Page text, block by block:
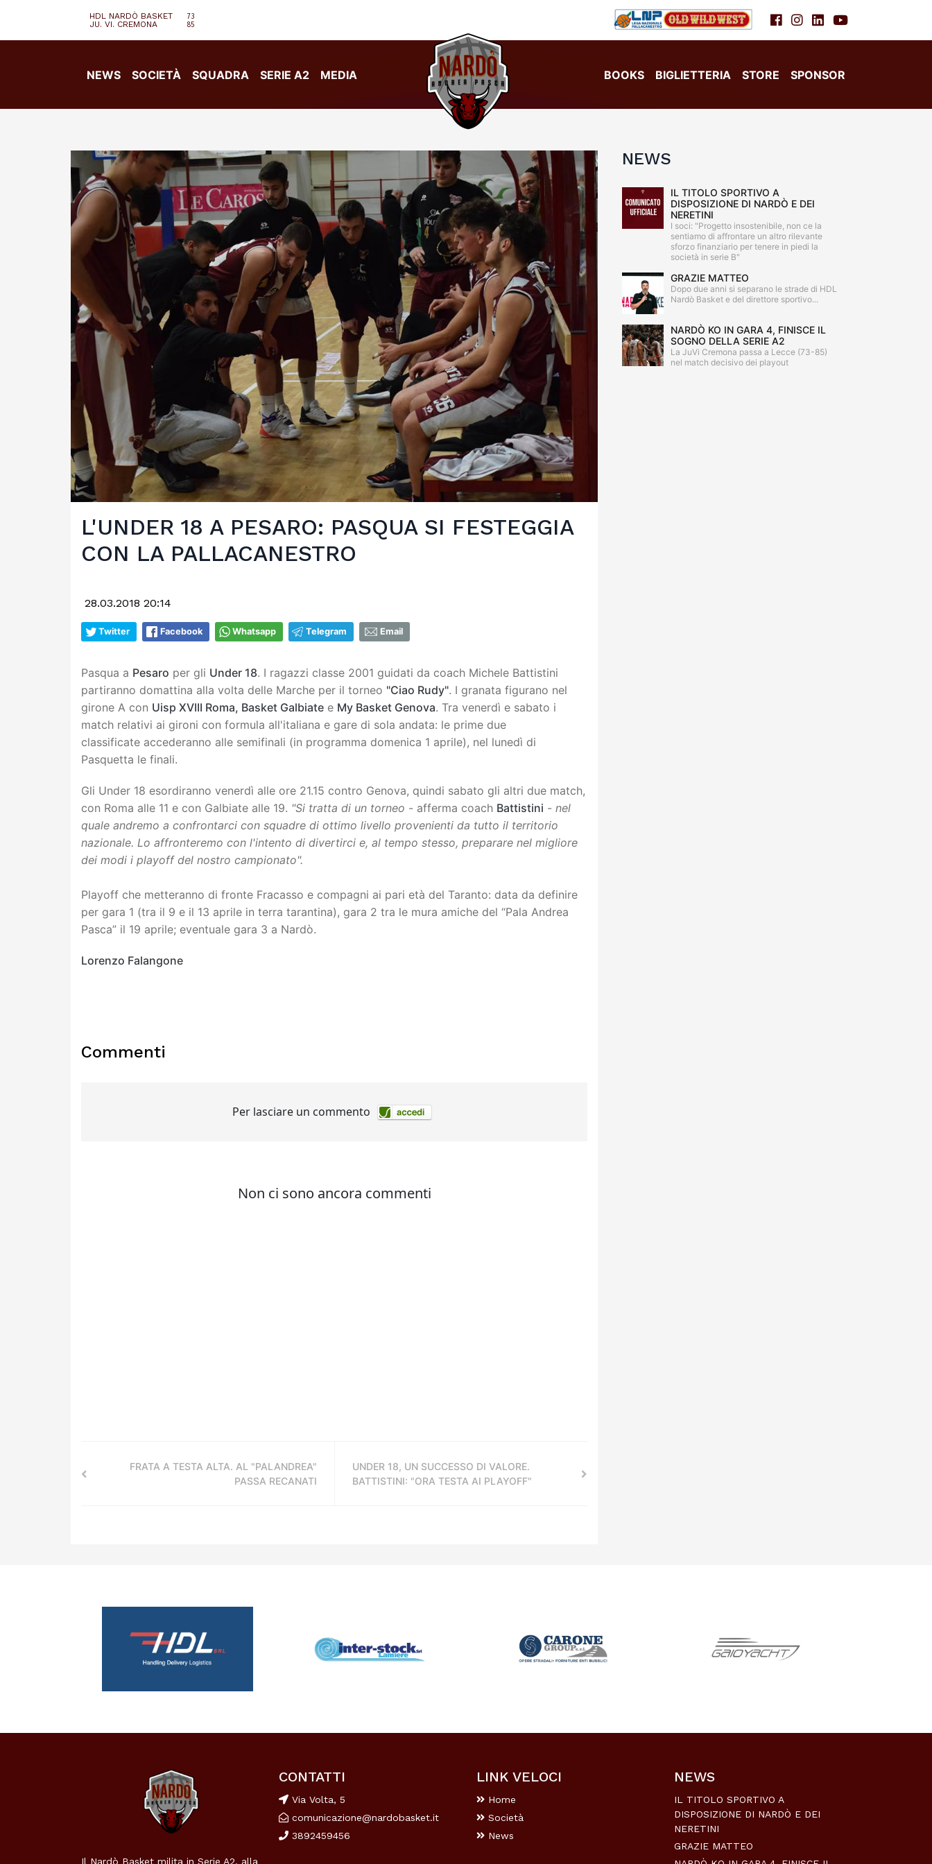
HDL NARDÒ BASKET
JU. VI. CREMONA
73
85
NEWS SOCIETÀ SQUADRA SERIE A2 MEDIA BOOKS BIGLIETTERIA STORE SPONSOR
L'UNDER 18 A PESARO: PASQUA SI FESTEGGIA
CON LA PALLACANESTRO
28.03.2018 20:14
Twitter Facebook Whatsapp Telegram Email
Pasqua a Pesaro per gli Under 18. I ragazzi classe 2001 guidati da coach Michele Battistini
partiranno domattina alla volta delle Marche per il torneo "Ciao Rudy". I granata figurano nel
girone A con Uisp XVIII Roma, Basket Galbiate e My Basket Genova. Tra venerdì e sabato i
match relativi ai gironi con formula all'italiana e gare di sola andata: le prime due
classificate accederanno alle semifinali (in programma domenica 1 aprile), nel lunedì di
Pasquetta le finali.
Gli Under 18 esordiranno venerdì alle ore 21.15 contro Genova, quindi sabato gli altri due match,
con Roma alle 11 e con Galbiate alle 19. "Si tratta di un torneo - afferma coach Battistini - nel
quale andremo a confrontarci con squadre di ottimo livello provenienti da tutto il territorio
nazionale. Lo affronteremo con l'intento di divertirci e, al tempo stesso, preparare nel migliore
dei modi i playoff del nostro campionato".
Playoff che metteranno di fronte Fracasso e compagni ai pari età del Taranto: data da definire
per gara 1 (tra il 9 e il 13 aprile in terra tarantina), gara 2 tra le mura amiche del “Pala Andrea
Pasca” il 19 aprile; eventuale gara 3 a Nardò.
Lorenzo Falangone
Commenti
FRATA A TESTA ALTA. AL "PALANDREA"
PASSA RECANATI
UNDER 18, UN SUCCESSO DI VALORE.
BATTISTINI: "ORA TESTA AI PLAYOFF"
NEWS
IL TITOLO SPORTIVO A
DISPOSIZIONE DI NARDÒ E DEI
NERETINI
I soci: "Progetto insostenibile, non ce la
sentiamo di affrontare un altro rilevante
sforzo finanziario per tenere in piedi la
società in serie B"
GRAZIE MATTEO
Dopo due anni si separano le strade di HDL
Nardò Basket e del direttore sportivo...
NARDÒ KO IN GARA 4, FINISCE IL
SOGNO DELLA SERIE A2
La JuVi Cremona passa a Lecce (73-85)
nel match decisivo dei playout
Il Nardò Basket milita in Serie A2, alla
CONTATTI
Via Volta, 5
comunicazione@nardobasket.it
3892459456
LINK VELOCI
Home
Società
News
NEWS
IL TITOLO SPORTIVO A
DISPOSIZIONE DI NARDÒ E DEI
NERETINI
GRAZIE MATTEO